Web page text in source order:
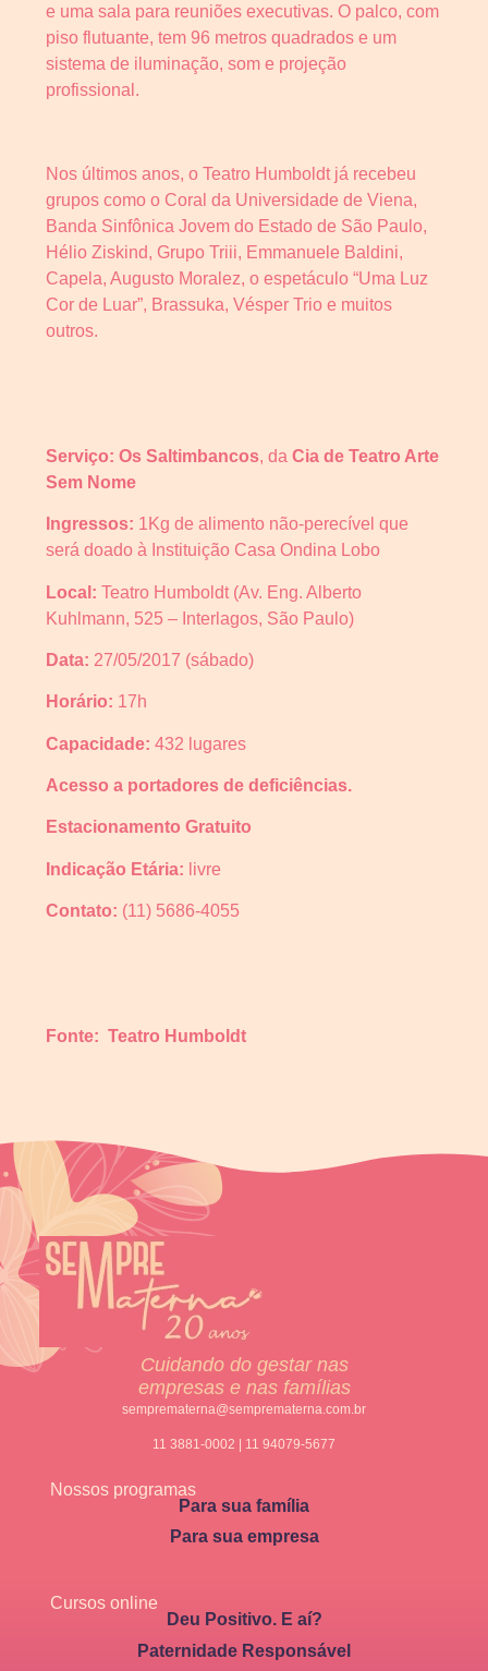
e uma sala para reuniões executivas. O palco, com
piso flutuante, tem 96 metros quadrados e um
sistema de iluminação, som e projeção
profissional.
Nos últimos anos, o Teatro Humboldt já recebeu
grupos como o Coral da Universidade de Viena,
Banda Sinfônica Jovem do Estado de São Paulo,
Hélio Ziskind, Grupo Triii, Emmanuele Baldini,
Capela, Augusto Moralez, o espetáculo “Uma Luz
Cor de Luar”, Brassuka, Vésper Trio e muitos
outros.
Serviço: Os Saltimbancos, da Cia de Teatro Arte
Sem Nome
Ingressos: 1Kg de alimento não-perecível que
será doado à Instituição Casa Ondina Lobo
Local: Teatro Humboldt (Av. Eng. Alberto
Kuhlmann, 525 – Interlagos, São Paulo)
Data: 27/05/2017 (sábado)
Horário: 17h
Capacidade: 432 lugares
Acesso a portadores de deficiências.
Estacionamento Gratuito
Indicação Etária: livre
Contato: (11) 5686-4055
Fonte: Teatro Humboldt
Cuidando do gestar nas
empresas e nas famílias
semprematerna@semprematerna.com.br
11 3881-0002 | 11 94079-5677
Nossos programas
Para sua família
Para sua empresa
Cursos online
Deu Positivo. E aí?
Paternidade Responsável